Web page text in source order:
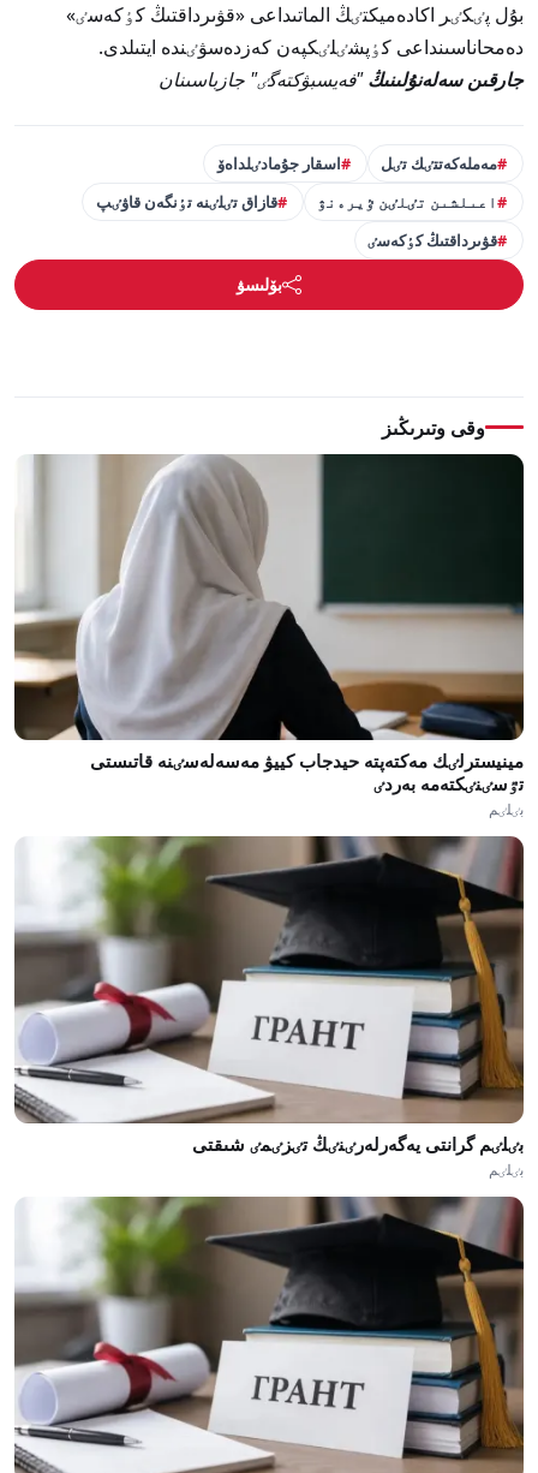
بۇل پٸكٸر اكادەميكتٸڭ الماتىداعى «قۋىرداقتىڭ كٶكەسٸ»
دەمحاناسىنداعى كٶپشٸلٸكپەن كەزدەسۋٸندە ايتىلدى.
جارقىن سەلەنۇلىنىڭ"فەيسبۋكتەگٸ" جازباسىنان
مەملەكەتتٸك تٸل
اسقار جۇمادٸلداەۆ
اعىلشىن تٸلٸن ٷيرەنۋ
قازاق تٸلٸنە تٶنگەن قاۋٸپ
قۋىرداقتىڭ كٶكەسٸ
بۆلىسۋ
وقى وتىرىڭىز
مينيسترلٸك مەكتەپتە حيدجاب كييۋ مەسەلەسٸنە قاتىستى
تٷسٸنٸكتەمە بەردٸ
بٸلٸم
بٸلٸم گرانتى يەگەرلەرٸنٸڭ تٸزٸمٸ شىقتى
بٸلٸم